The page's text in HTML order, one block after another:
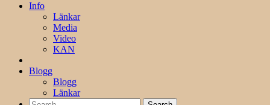
Info
Länkar
Media
Video
KAN
Blogg
Blogg
Länkar